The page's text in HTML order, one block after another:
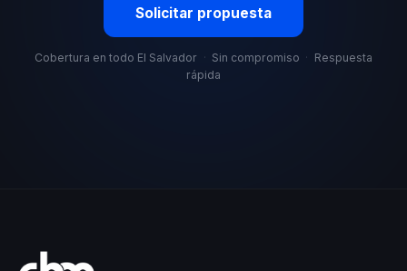
Solicitar propuesta
Cobertura en todo El Salvador · Sin compromiso · Respuesta
rápida